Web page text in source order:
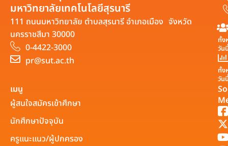
มหาวิทยาลัยเทคโนโลยีสุรนารี
111 ถนนมหาวิทยาลัย ตำบลสุรนารี อำเภอเมือง จังหวัด
นครราชสีมา 30000
0-4422-3000
pr@sut.ac.th
ทั้ง
วัน
ทั้ง
วัน
เมนู
ผู้สนใจสมัครเข้าศึกษา
นักศึกษาปัจจุบัน
ครูแนะแนว/ผู้ปกครอง